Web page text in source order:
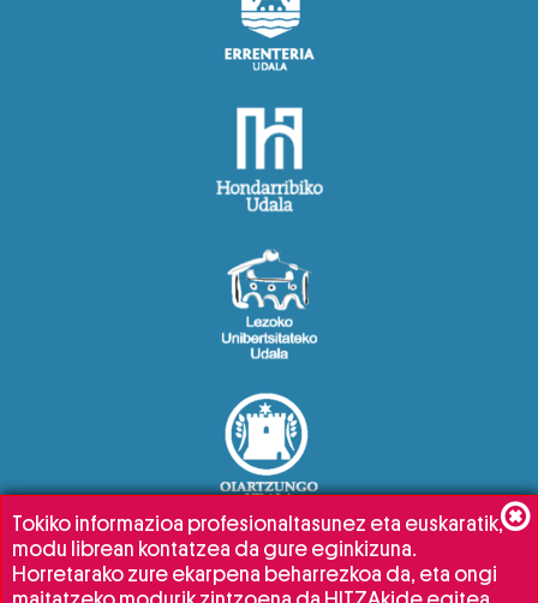
Tokiko informazioa profesionaltasunez eta euskaratik,
modu librean kontatzea da gure eginkizuna.
Horretarako zure ekarpena beharrezkoa da, eta ongi